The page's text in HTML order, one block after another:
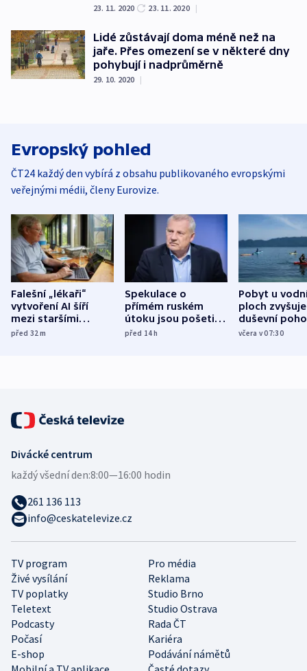
23. 11. 2020 23. 11. 2020 |
Lidé zůstávají doma méně než na
jaře. Přes omezení se v některé dny
pohybují i nadprůměrně
29. 10. 2020 |
Evropský pohled
ČT24 každý den vybírá z obsahu publikovaného evropskými
veřejnými médii, členy Eurovize.
Falešní „lékaři“
vytvoření AI šíří
mezi staršími
Poláky nebezpečné
před 32m
Spekulace o
přímém ruském
útoku jsou pošetilé,
míní estonský
před 14h
Pobyt u
ploch zvyšuje
duševní
ukázala
včera v 07:30
TV program
Pro média
Živé vysílání
Reklama
TV poplatky
Studio Brno
Teletext
Studio Ostrava
Podcasty
Rada ČT
Počasí
Kariéra
E-shop
Podávání námětů
Divácké centrum
každý všední den:8:00—16:00 hodin
261 136 113
info@ceskatelevize.cz